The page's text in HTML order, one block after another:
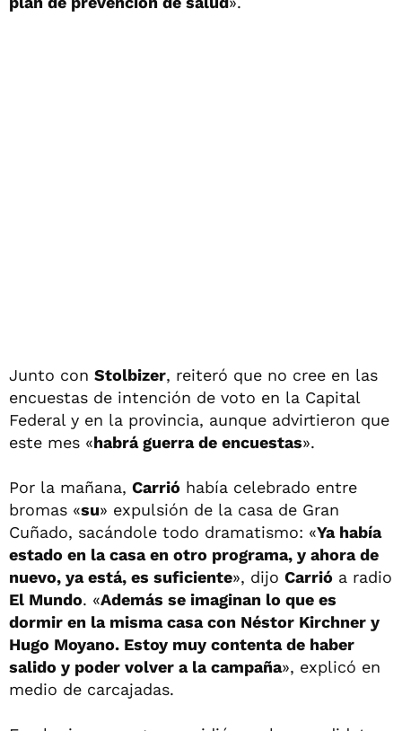
Junto con Stolbizer, reiteró que no cree en las
encuestas de intención de voto en la Capital
Federal y en la provincia, aunque advirtieron que
este mes «habrá guerra de encuestas».
Por la mañana, Carrió había celebrado entre
bromas «su» expulsión de la casa de Gran
Cuñado, sacándole todo dramatismo: «Ya había
estado en la casa en otro programa, y ahora de
nuevo, ya está, es suficiente», dijo Carrió a radio
El Mundo. «Además se imaginan lo que es
dormir en la misma casa con Néstor Kirchner y
Hugo Moyano. Estoy muy contenta de haber
salido y poder volver a la campaña», explicó en
medio de carcajadas.